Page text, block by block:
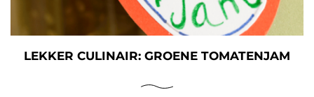
LEKKER CULINAIR: GROENE TOMATENJAM